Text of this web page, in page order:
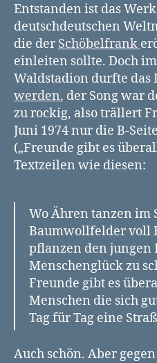
Entstanden ist das
deutschdeutschen
die der Schöbelfrank
einleiten sollte. Doch
Waldstadion durfte das
werden, der Song war
zu rockig, also trällert
Juni 1974 nur die B-
(„Freunde gibt es
Textzeilen wie diesen:
Wo Ähren tanzen im
Baumwollfelder voll
pflanzen den jungen
Menschenglück zu
Freunde gibt es
Menschen die sich
Tag für Tag eine
Auch schön. Aber